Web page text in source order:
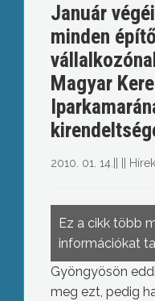
Január
minden
Magyar
2010. 01. 14.
Ez a cikk több
információkat
Gyöngyösön
meg ezt, pedig